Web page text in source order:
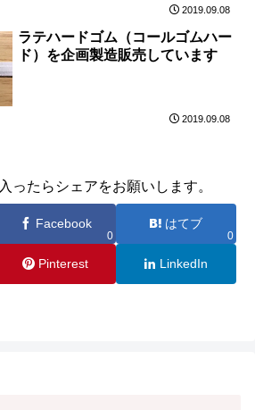
2019.09.08
ラテハードゴム（コールゴムハー
ド）を企画製造販売しています
2019.09.08
ったらシェアをお願いします。
Facebook
0
はてブ
0
Pinterest LinkedIn